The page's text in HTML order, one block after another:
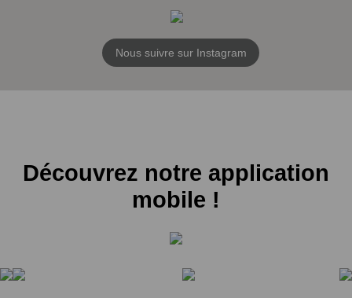
Nous suivre sur Instagram
Découvrez notre application
mobile !